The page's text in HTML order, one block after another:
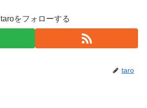
taroをフォローする
taro